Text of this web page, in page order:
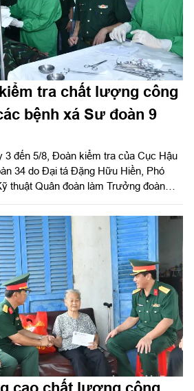
tra chất lượng công
bệnh xá Sư đoàn 9
3 đến 5/8, Đoàn kiểm tra của Cục Hậu
34 do Đại tá Đặng Hữu Hiền, Phó
thuật Quân đoàn làm Trưởng đoàn
hoạt động nhằm đánh giá chất lượng
thời chuẩn bị cho đợt kiểm tra toàn
2026.